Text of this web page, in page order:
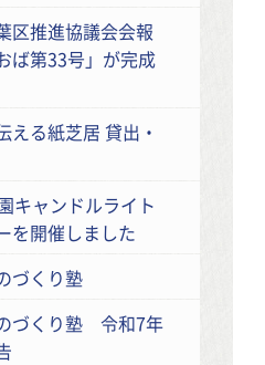
区推進協議会会報
ば第33号」が完成
える紙芝居 貸出・
キャンドルライト
を開催しました
づくり塾
づくり塾 令和7年